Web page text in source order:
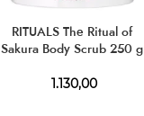
RITUALS The Ritual of
Sakura Body Scrub 250 g
1.130,00